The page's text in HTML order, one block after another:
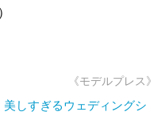
《モデルプレス》
美しすぎるウェディングシ